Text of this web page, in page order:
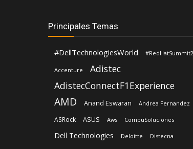
Principales Temas
#DellTechnologiesWorld
Accenture
Adistec
AdistecConnectF1Experience
AMD Anand Eswaran Andrea Fernandez
ASRock ASUS Aws CompuSoluciones
Dell Technologies Deloitte Distecna